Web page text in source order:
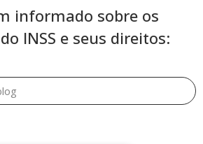
informado sobre os
INSS e seus direitos: